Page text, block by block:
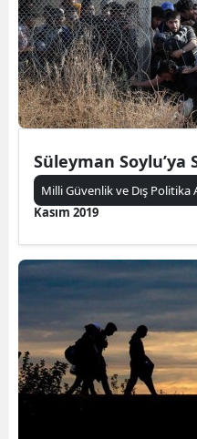
Süleyman Soylu’ya
Milli Güvenlik ve Dış Politika
Kasım 2019